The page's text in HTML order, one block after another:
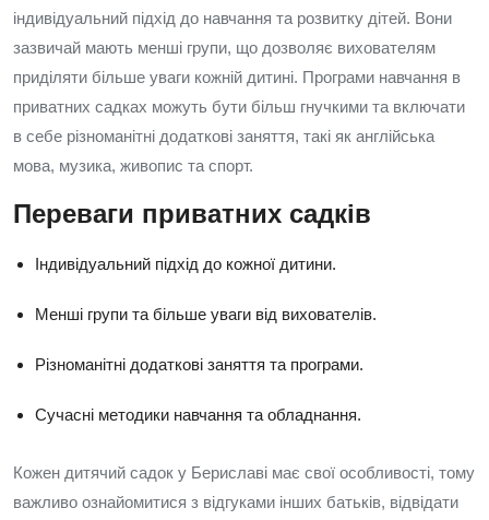
індивідуальний підхід до навчання та розвитку дітей. Вони
зазвичай мають менші групи, що дозволяє вихователям
приділяти більше уваги кожній дитині. Програми навчання в
приватних садках можуть бути більш гнучкими та включати
в себе різноманітні додаткові заняття, такі як англійська
мова, музика, живопис та спорт.
Переваги приватних садків
Індивідуальний підхід до кожної дитини.
Менші групи та більше уваги від вихователів.
Різноманітні додаткові заняття та програми.
Сучасні методики навчання та обладнання.
Кожен дитячий садок у Бериславі має свої особливості, тому
важливо ознайомитися з відгуками інших батьків, відвідати